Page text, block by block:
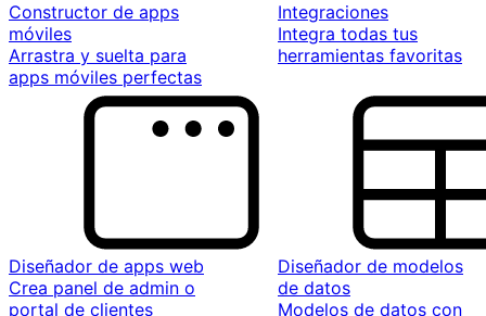
Constructor de apps
móviles
Arrastra y suelta para
apps móviles perfectas
Integraciones
Integra todas tus
herramientas favoritas
Diseñador de apps web
Crea panel de admin o
portal de clientes
Diseñador de modelos
de datos
Modelos de datos con